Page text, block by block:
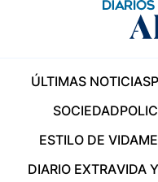
ÚLTIMAS NOTICIAS
SOCIEDAD
ESTILO DE VIDA
DIARIO EXTRAVIDA